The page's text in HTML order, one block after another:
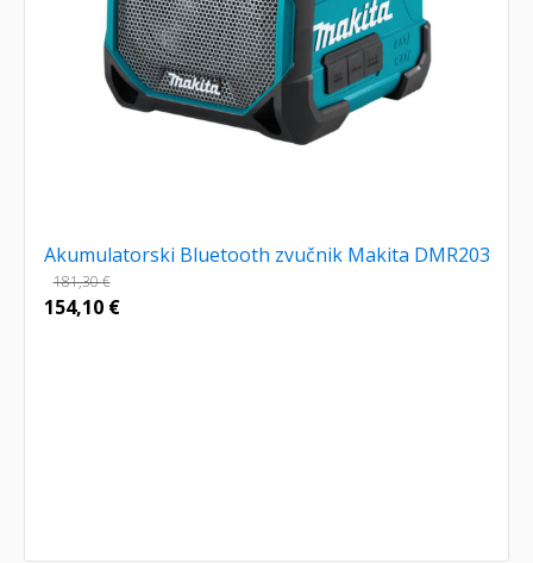
Akumulatorski Bluetooth zvučnik Makita DMR203
181,30€
154,10 €